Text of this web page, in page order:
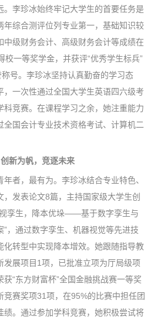
。李珍冰始终牢记大学生的首要任务是
年综合测评位列专业第一，基础知识较
中级财务会计、高级财务会计等成绩在
校一等奖学金，并获评“优秀学生标兵”
称号。李珍冰坚持认真勤奋的学习态
，一次性通过全国大学生英语四六级考
科竞赛。在课程学习之余，她注重能力
全国会计专业技术资格考试、计算机二
创新为帆，竞逐未来
者，最有为。李珍冰结合专业特色、
，发表论文8篇，主持国家级大学生创
孪生，降本优垛——基于数字孪生与
，通过数字孪生、机器视觉等先进技
化转型中实现降本增效。她跟随指导教
发展项目1项，已批准立项为厅局级项
获“东方财富杯”全国金融挑战赛一等奖
竞赛奖项31项，在95%的比赛中担任团
绩。通过参加学科竞赛，她积极尝试将